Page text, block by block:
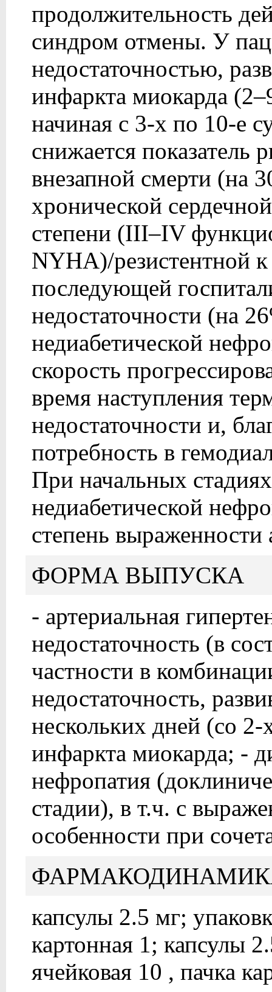
продолжительность
синдром отмены. У
недостаточностью,
инфаркта миокарда
начиная с 3-х по 10-е
снижается показатель
внезапной смерти (на
хронической
степени (III–IV
NYHA)/резистентной
последующей
недостаточности (на
недиабетической
скорость
время наступления
недостаточности и,
потребность в
При начальных
недиабетической
степень
ФОРМА ВЫПУСКА
- артериальная
недостаточность (в
частности в
недостаточность,
нескольких дней (со 2-
инфаркта миокарда; -
нефропатия
стадии), в т.ч. с
особенности при
капсулы 2.5 мг;
картонная 1; капсулы
ячейковая 10 , пачка